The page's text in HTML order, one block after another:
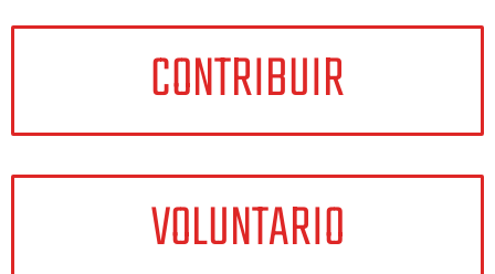
CONTRIBUIR
VOLUNTARIO